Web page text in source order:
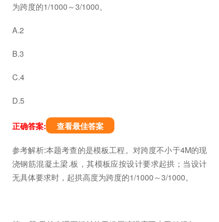
为跨度的1/1000～3/1000。
A.2
B.3
C.4
D.5
正确答案: 查看最佳答案
参考解析:本题考查的是模板工程。对跨度不小于4M的现
浇钢筋混凝土梁.板，其模板应按设计要求起拱；当设计
无具体要求时，起拱高度为跨度的1/1000～3/1000。